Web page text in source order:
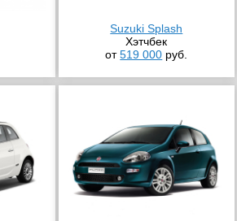
Suzuki Splash
Хэтчбек
от519 000 руб.